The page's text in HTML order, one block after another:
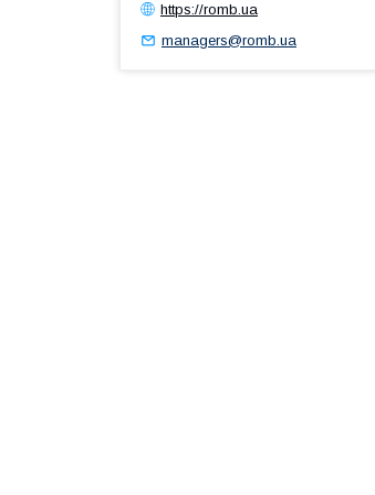
https://romb.ua
managers@romb.ua